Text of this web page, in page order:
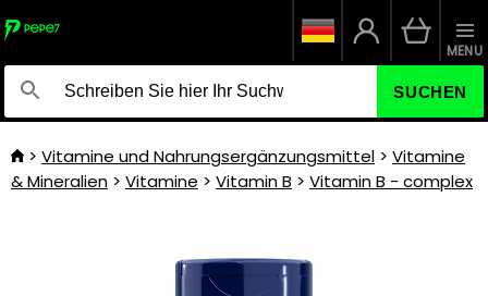
SUCHEN
MENU
Vitamine und Nahrungsergänzungsmittel
Vitamine
& Mineralien
Vitamine Vitamin B Vitamin B - complex